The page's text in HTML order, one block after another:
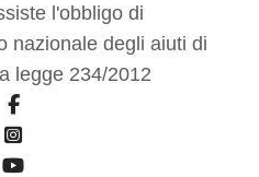
l'obbligo di
nazionale degli aiuti di
legge 234/2012
fab
fa-
facebook-
fab
fa-
fab